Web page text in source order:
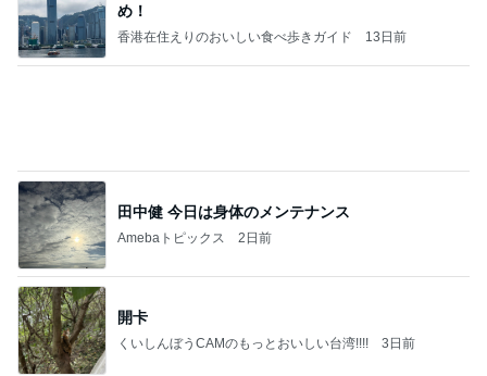
め！
香港在住えりのおいしい食べ歩きガイド 13日前
田中健 今日は身体のメンテナンス
Amebaトピックス 2日前
開卡
くいしんぼうCAMのもっとおいしい台湾!!!! 3日前